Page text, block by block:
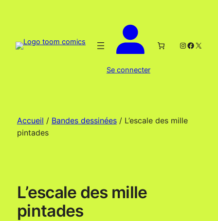
Se connecter
Instagram
X
Accueil / Bandes dessinées/ L’escale des mille
pintades
L’escale des mille
pintades